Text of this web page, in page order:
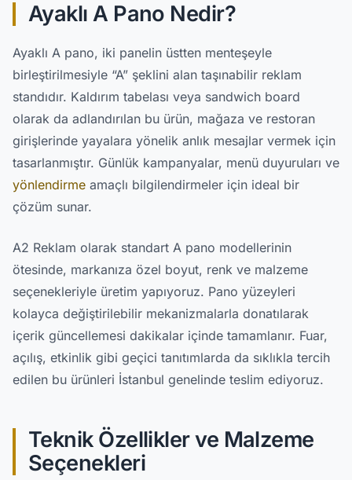
Ayaklı A Pano Nedir?
Ayaklı A pano, iki panelin üstten menteşeyle
birleştirilmesiyle “A” şeklini alan taşınabilir reklam
standıdır. Kaldırım tabelası veya sandwich board
olarak da adlandırılan bu ürün, mağaza ve restoran
girişlerinde yayalara yönelik anlık mesajlar vermek için
tasarlanmıştır. Günlük kampanyalar, menü duyuruları ve
yönlendirme amaçlı bilgilendirmeler için ideal bir
çözüm sunar.
A2 Reklam olarak standart A pano modellerinin
ötesinde, markanıza özel boyut, renk ve malzeme
seçenekleriyle üretim yapıyoruz. Pano yüzeyleri
kolayca değiştirilebilir mekanizmalarla donatılarak
içerik güncellemesi dakikalar içinde tamamlanır. Fuar,
açılış, etkinlik gibi geçici tanıtımlarda da sıklıkla tercih
edilen bu ürünleri İstanbul genelinde teslim ediyoruz.
Teknik Özellikler ve Malzeme
Seçenekleri